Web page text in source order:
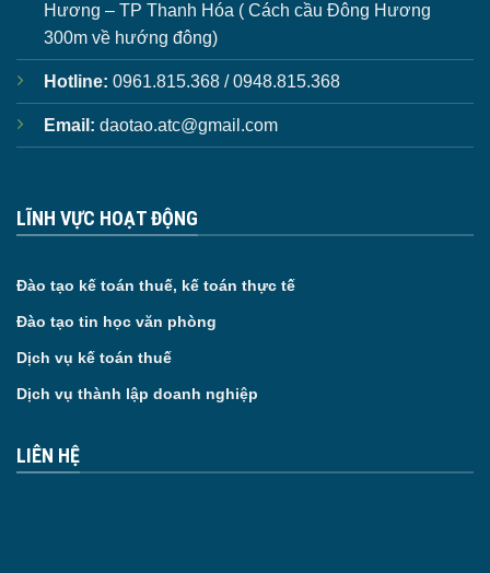
Hương – TP Thanh Hóa ( Cách cầu Đông Hương
300m về hướng đông)
Hotline: 0961.815.368 / 0948.815.368
Email: daotao.atc@gmail.com
LĨNH VỰC HOẠT ĐỘNG
Đào tạo kế toán thuế, kế toán thực tế
Đào tạo tin học văn phòng
Dịch vụ kế toán thuế
Dịch vụ thành lập doanh nghiệp
LIÊN HỆ